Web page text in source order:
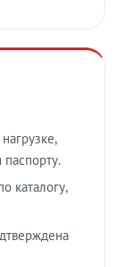
каталогу,